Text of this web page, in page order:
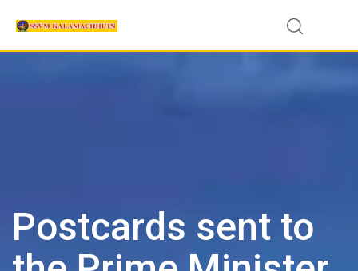
content
Postcards sent to